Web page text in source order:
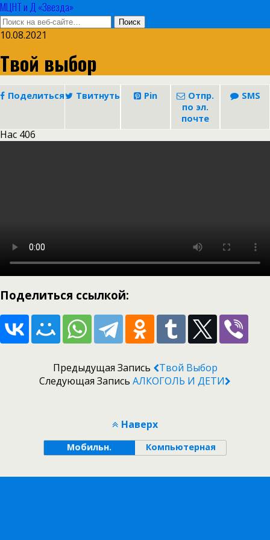
МЦНТ и Д «Звезда»
10.08.2021
Твой выбор
Поделиться Твитнуть Pin
Отпр.
по эл.
почте
SMS
Нас 406
Поделиться ссылкой:
Предыдущая Запись
Твой Выбор
Следующая Запись АЛКОГОЛЬ И ДЕТИ
Наверх
Мобильн. Компьютерная